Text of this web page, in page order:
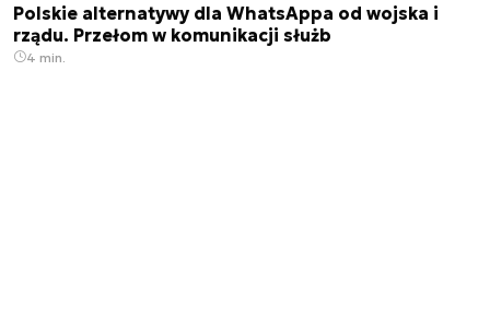
Polskie alternatywy dla WhatsAppa od wojska i
rządu. Przełom w komunikacji służb
4 min.